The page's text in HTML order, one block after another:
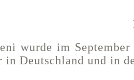
wurde im
in Deutschland und in